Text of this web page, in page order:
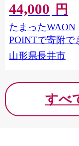
44,000 円
たまったWAON
POINTで寄附で
山形県長井市
すべ